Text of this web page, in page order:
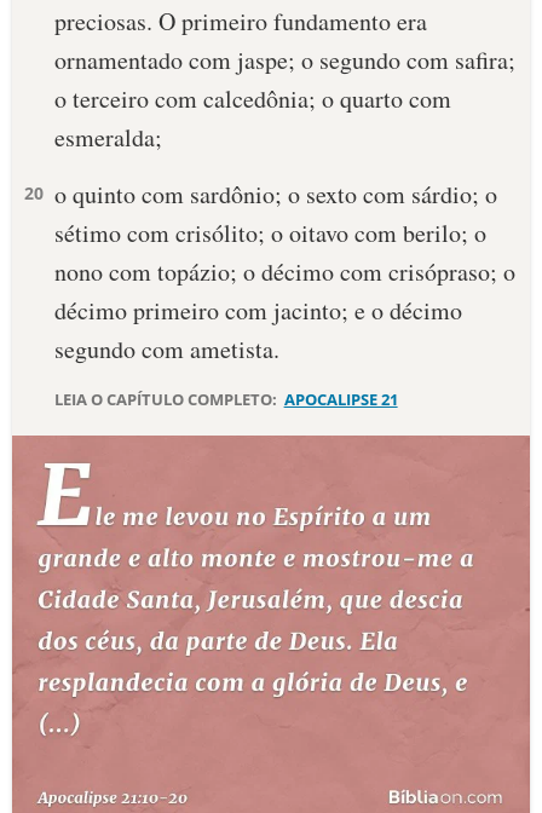
preciosas. O primeiro fundamento era
ornamentado com jaspe; o segundo com safira;
o terceiro com calcedônia; o quarto com
esmeralda;
20 o quinto com sardônio; o sexto com sárdio; o
sétimo com crisólito; o oitavo com berilo; o
nono com topázio; o décimo com crisópraso; o
décimo primeiro com jacinto; e o décimo
segundo com ametista.
LEIA O CAPÍTULO COMPLETO: APOCALIPSE 21